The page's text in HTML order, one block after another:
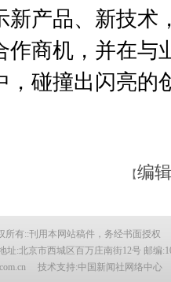
新产品、新技术
作商机，并在与
，碰撞出闪亮的
【编
所有::刊用本网站稿件，务经书面授权
址:北京市西城区百万庄南街12号 邮编
技术支持:中国新闻社网络中心